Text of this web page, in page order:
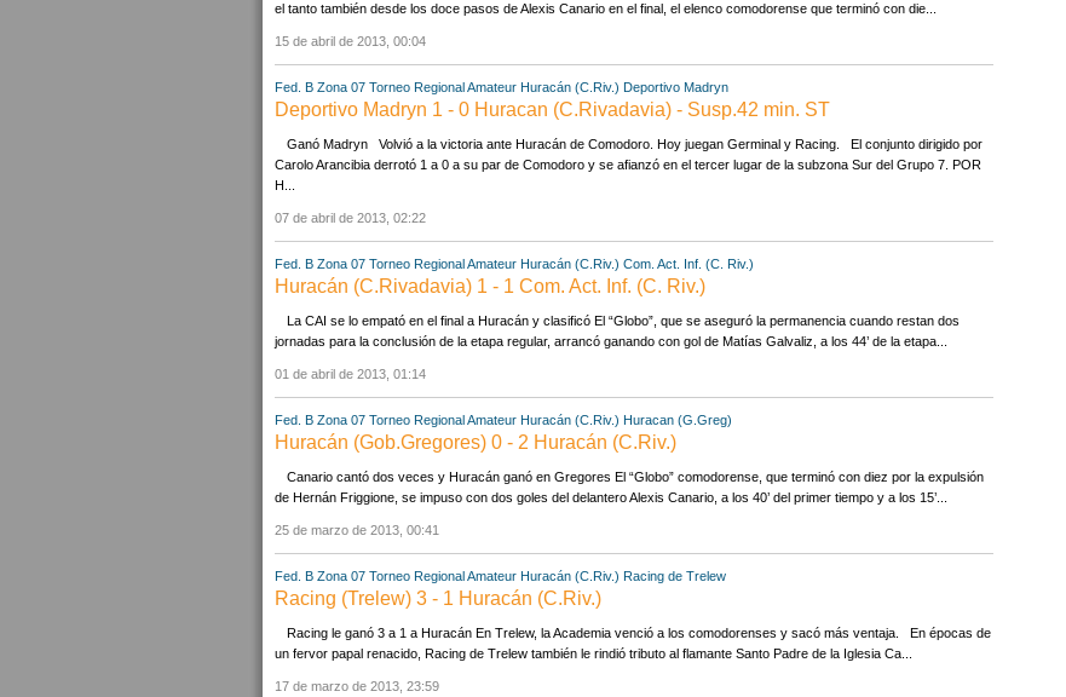
el tanto también desde los doce pasos de Alexis Canario en el final, el elenco comodorense que terminó con die...
15 de abril de 2013, 00:04
Fed. B Zona 07 Torneo Regional Amateur Huracán (C.Riv.) Deportivo Madryn
Deportivo Madryn 1 - 0 Huracan (C.Rivadavia) - Susp.42 min. ST
Ganó Madryn Volvió a la victoria ante Huracán de Comodoro. Hoy juegan Germinal y Racing. El conjunto dirigido por
Carolo Arancibia derrotó 1 a 0 a su par de Comodoro y se afianzó en el tercer lugar de la subzona Sur del Grupo 7. POR
H...
07 de abril de 2013, 02:22
Fed. B Zona 07 Torneo Regional Amateur Huracán (C.Riv.) Com. Act. Inf. (C. Riv.)
Huracán (C.Rivadavia) 1 - 1 Com. Act. Inf. (C. Riv.)
La CAI se lo empató en el final a Huracán y clasificó El “Globo”, que se aseguró la permanencia cuando restan dos
jornadas para la conclusión de la etapa regular, arrancó ganando con gol de Matías Galvaliz, a los 44’ de la etapa...
01 de abril de 2013, 01:14
Fed. B Zona 07 Torneo Regional Amateur Huracán (C.Riv.) Huracan (G.Greg)
Huracán (Gob.Gregores) 0 - 2 Huracán (C.Riv.)
Canario cantó dos veces y Huracán ganó en Gregores El “Globo” comodorense, que terminó con diez por la expulsión
de Hernán Friggione, se impuso con dos goles del delantero Alexis Canario, a los 40’ del primer tiempo y a los 15’...
25 de marzo de 2013, 00:41
Fed. B Zona 07 Torneo Regional Amateur Huracán (C.Riv.) Racing de Trelew
Racing (Trelew) 3 - 1 Huracán (C.Riv.)
Racing le ganó 3 a 1 a Huracán En Trelew, la Academia venció a los comodorenses y sacó más ventaja. En épocas de
un fervor papal renacido, Racing de Trelew también le rindió tributo al flamante Santo Padre de la Iglesia Ca...
17 de marzo de 2013, 23:59